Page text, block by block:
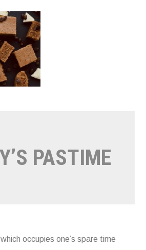
PASTIME
occupies one’s spare time